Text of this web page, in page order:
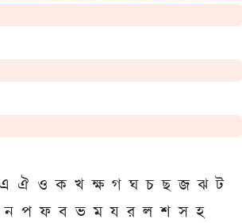
এ ঐ ও ক খ ক্ষ গ ঘ চ ছ জ ঝ ট
ন প ফ ব ভ ম য র ল শ স হ